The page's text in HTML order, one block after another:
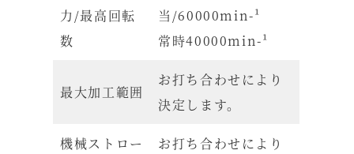
力/最高回転
数
当/60000min-¹
常時40000min-¹
最大加工範囲
お打ち合わせにより
決定します。
機械ストロー
お打ち合わせにより